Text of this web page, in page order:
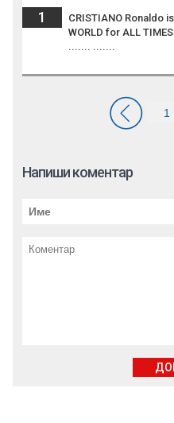
1
CRISTIANO Ronaldo
WORLD for ALL
....... .......
Напиши коментар